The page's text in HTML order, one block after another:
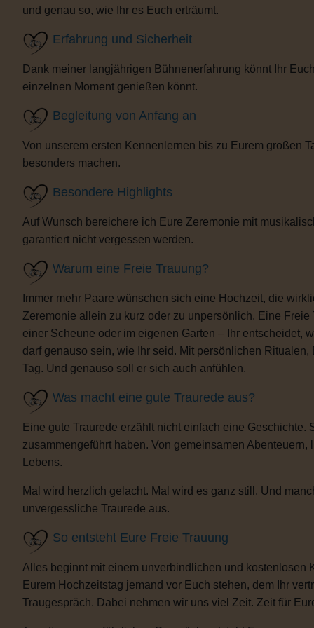
und genau so, wie Ihr es Euch erträumt.
Erfahrung und Sicherheit
Dank meiner langjährigen Bühnenerfahrung könnt Ihr
einzelnen Moment genießen könnt.
Begleitung von Anfang an
Von unserem ersten Kennenlernen bis zu Eurem großen
besonders machen.
Besondere Highlights
Auf Wunsch bereichere ich Eure Zeremonie mit
garantiert nicht vergessen werden.
Warum eine Freie Trauung?
Immer mehr Paare wünschen sich eine Hochzeit, die
Zeremonie allein zu kurz oder zu unpersönlich. Eine
einer Scheune oder im eigenen Garten – Ihr entscheidet,
darf genauso sein, wie Ihr seid. Mit persönlichen
Tag. Und genauso soll er sich auch anfühlen.
Was macht eine gute Traurede aus?
Eine gute Traurede erzählt nicht einfach eine
zusammengeführt haben. Von gemeinsamen
Lebens.
Mal wird herzlich gelacht. Mal wird es ganz still. Und
unvergessliche Traurede aus.
So entsteht Eure Freie Trauung
Alles beginnt mit einem unverbindlichen und
Eurem Hochzeitstag jemand vor Euch stehen, dem Ihr
Traugespräch. Dabei nehmen wir uns viel Zeit. Zeit für